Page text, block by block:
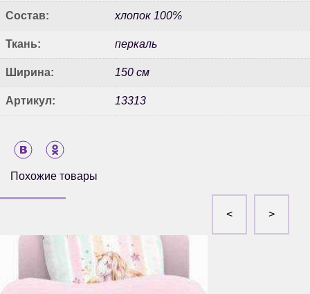
Состав: хлопок 100%
Ткань: перкаль
Ширина: 150 см
Артикул: 13313
Похожие товары